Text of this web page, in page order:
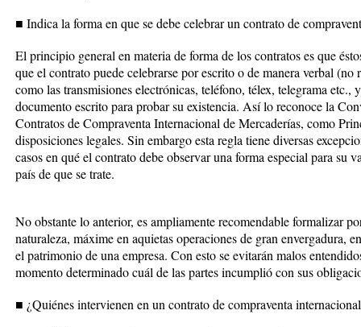
■ Indica la forma en que se debe celebrar un contrato de
El principio general en materia de forma de los contratos es que
que el contrato puede celebrarse por escrito o de manera verbal
como las transmisiones electrónicas, teléfono, télex, telegrama etc.,
documento escrito para probar su existencia. Así lo reconoce la
Contratos de Compraventa Internacional de Mercaderías, como
disposiciones legales. Sin embargo esta regla tiene diversas
casos en qué el contrato debe observar una forma especial para su
país de que se trate.
No obstante lo anterior, es ampliamente recomendable formalizar
naturaleza, máxime en aquietas operaciones de gran envergadura,
el patrimonio de una empresa. Con esto se evitarán malos
momento determinado cuál de las partes incumplió con sus
■ ¿Quiénes intervienen en un contrato de compraventa